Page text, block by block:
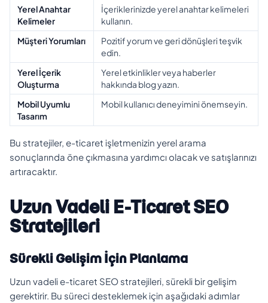
Yerel Anahtar
Kelimeler
İçeriklerinizde yerel anahtar kelimeleri
kullanın.
Müşteri Yorumları
Pozitif yorum ve geri dönüşleri teşvik
edin.
Yerel İçerik
Oluşturma
Yerel etkinlikler veya haberler
hakkında blog yazın.
Mobil Uyumlu
Tasarım
Mobil kullanıcı deneyimini önemseyin.
Bu stratejiler, e-ticaret işletmenizin yerel arama
sonuçlarında öne çıkmasına yardımcı olacak ve satışlarınızı
artıracaktır.
Uzun Vadeli E-Ticaret SEO
Stratejileri
Sürekli Gelişim İçin Planlama
Uzun vadeli e-ticaret SEO stratejileri, sürekli bir gelişim
gerektirir. Bu süreci desteklemek için aşağıdaki adımlar